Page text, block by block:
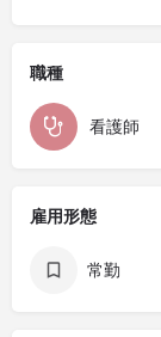
職種
看護師
雇用形態
常勤